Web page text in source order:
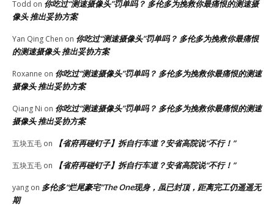
Todd on 你吃过“测速摄像头”罚单吗？ 多伦多为挽救你最痛恨的测速摄
像头 推出妥协方案
Yan Qing Chen on 你吃过“测速摄像头”罚单吗？ 多伦多为挽救你最痛恨
的测速摄像头 推出妥协方案
Roxanne on 你吃过“测速摄像头”罚单吗？ 多伦多为挽救你最痛恨的测速
摄像头 推出妥协方案
Qiang Ni on 你吃过“测速摄像头”罚单吗？ 多伦多为挽救你最痛恨的测速
摄像头 推出妥协方案
五块五毛 on 【省府再碰钉子】拆自行车道？安省高院说“不行！”
五块五毛 on 【省府再碰钉子】拆自行车道？安省高院说“不行！”
yang on 多伦多“烂尾豪宅”The One现身，虽已封顶，距离完工仍遥遥无
期